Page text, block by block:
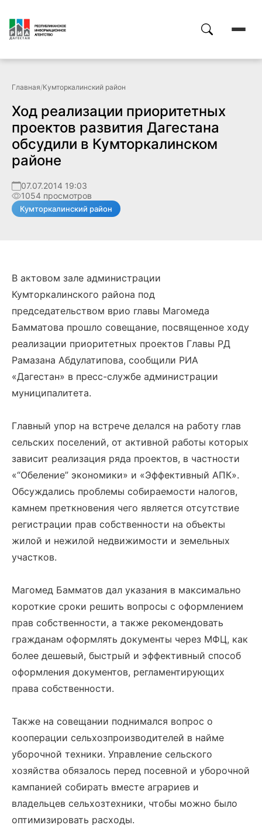
Главная/Кумторкалинский район
Ход реализации приоритетных
проектов развития Дагестана
обсудили в Кумторкалинском
районе
07.07.2014 19:03
1054 просмотров
Кумторкалинский район
В актовом зале администрации
Кумторкалинского района под
председательством врио главы Магомеда
Бамматова прошло совещание, посвященное ходу
реализации приоритетных проектов Главы РД
Рамазана Абдулатипова, сообщили РИА
«Дагестан» в пресс-службе администрации
муниципалитета.
Главный упор на встрече делался на работу глав
сельских поселений, от активной работы которых
зависит реализация ряда проектов, в частности
«“Обеление” экономики» и «Эффективный АПК».
Обсуждались проблемы собираемости налогов,
камнем преткновения чего является отсутствие
регистрации прав собственности на объекты
жилой и нежилой недвижимости и земельных
участков.
Магомед Бамматов дал указания в максимально
короткие сроки решить вопросы с оформлением
прав собственности, а также рекомендовать
гражданам оформлять документы через МФЦ, как
более дешевый, быстрый и эффективный способ
оформления документов, регламентирующих
права собственности.
Также на совещании поднимался вопрос о
кооперации сельхозпроизводителей в найме
уборочной техники. Управление сельского
хозяйства обязалось перед посевной и уборочной
кампанией собирать вместе аграриев и
владельцев сельхозтехники, чтобы можно было
оптимизировать расходы.